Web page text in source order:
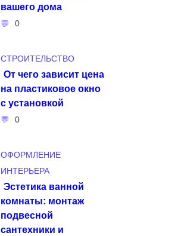
вашего дома
0
СТРОИТЕЛЬСТВО
От чего зависит цена
на пластиковое окно
с установкой
0
ОФОРМЛЕНИЕ
ИНТЕРЬЕРА
Эстетика ванной
комнаты: монтаж
подвесной
сантехники и